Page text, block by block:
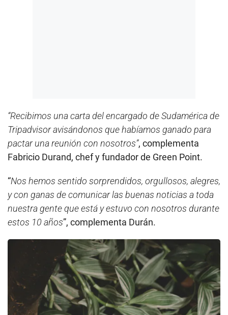
“Recibimos una carta del encargado de Sudamérica de
Tripadvisor avisándonos que habíamos ganado para
pactar una reunión con nosotros”, complementa
Fabricio Durand, chef y fundador de Green Point.
“Nos hemos sentido sorprendidos, orgullosos, alegres,
y con ganas de comunicar las buenas noticias a toda
nuestra gente que está y estuvo con nosotros durante
estos 10 años”, complementa Durán.